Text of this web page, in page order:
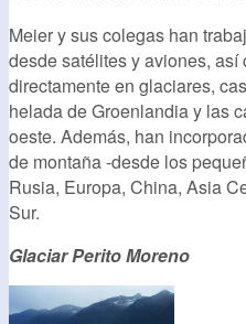
Meier y sus colegas han
desde satélites y aviones,
directamente en glaciares,
helada de Groenlandia y las
oeste. Además, han
de montaña -desde los
Rusia, Europa, China, Asia
Sur.
Glaciar Perito Moreno